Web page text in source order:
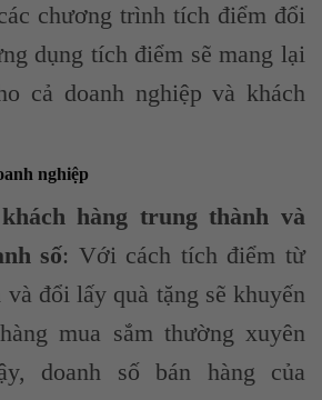
chương trình tích điểm đổi
dụng tích điểm sẽ mang lại
cả doanh nghiệp và khách
nghiệp
hàng trung thành và
số: Với cách tích điểm từ
và đổi lấy quà tặng sẽ khuyến
mua sắm thường xuyên
doanh số bán hàng của